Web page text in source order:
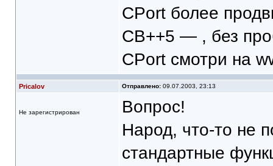
CPort более
CB++5 — , без
CPort смотри на
Pricalov Отправлено:09.07.2003, 23:13
Не зарегистрирован
Вопрос!
Народ, что-то не
стандартные